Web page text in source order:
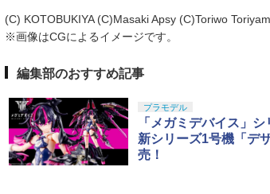
(C) KOTOBUKIYA (C)Masaki Apsy (C)Toriwo
※画像はCGによるイメージです。
編集部のおすすめ記事
プラモデル
「メガミデバイス」
新シリーズ1号機「デ
売！